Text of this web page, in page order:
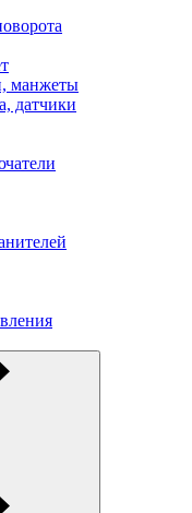
манжеты
датчики